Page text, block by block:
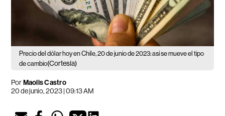
Precio del dólar hoy en Chile, 20 de junio de 2023: así se mueve el tipo
de cambio(Cortesía)
PorMaolis Castro
20 de junio, 2023 | 09:13 AM